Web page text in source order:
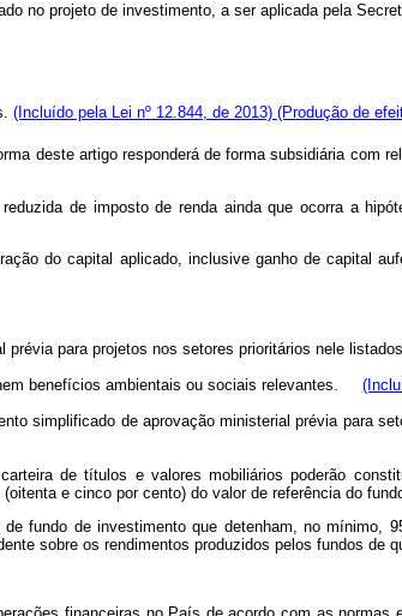
no projeto de investimento, a ser aplicada pela
(Incluído pela Lei nº 12.844, de 2013) (Produção de
deste artigo responderá de forma subsidiária com
de imposto de renda ainda que ocorra a
do capital aplicado, inclusive ganho de capital
prévia para projetos nos setores prioritários nele
benefícios ambientais ou sociais relevantes.
simplificado de aprovação ministerial prévia para
de títulos e valores mobiliários poderão
(oitenta e cinco por cento) do valor de referência do
fundo de investimento que detenham, no mínimo,
sobre os rendimentos produzidos pelos fundos de